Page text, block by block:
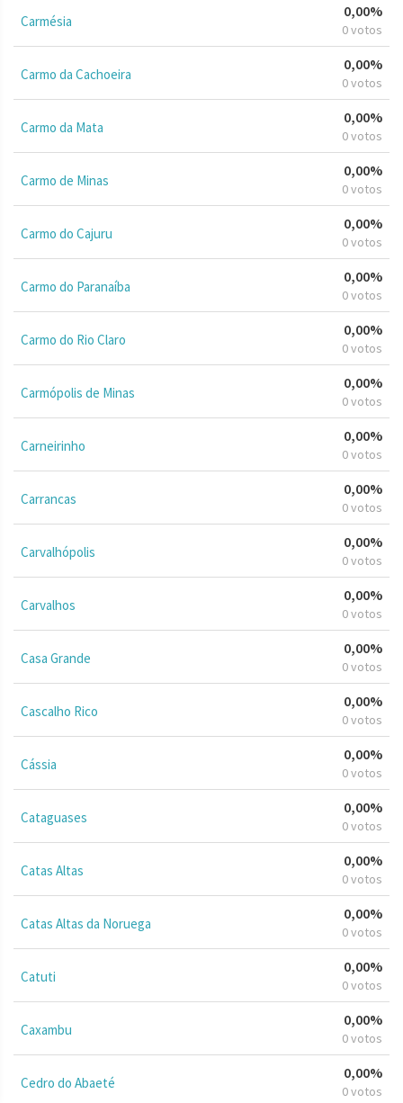
Carmésia
0,00%
0 votos
Carmo da Cachoeira
0,00%
0 votos
Carmo da Mata
0,00%
0 votos
Carmo de Minas
0,00%
0 votos
Carmo do Cajuru
0,00%
0 votos
Carmo do Paranaíba
0,00%
0 votos
Carmo do Rio Claro
0,00%
0 votos
Carmópolis de Minas
0,00%
0 votos
Carneirinho
0,00%
0 votos
Carrancas
0,00%
0 votos
Carvalhópolis
0,00%
0 votos
Carvalhos
0,00%
0 votos
Casa Grande
0,00%
0 votos
Cascalho Rico
0,00%
0 votos
Cássia
0,00%
0 votos
Cataguases
0,00%
0 votos
Catas Altas
0,00%
0 votos
Catas Altas da Noruega
0,00%
0 votos
Catuti
0,00%
0 votos
Caxambu
0,00%
0 votos
Cedro do Abaeté
0,00%
0 votos